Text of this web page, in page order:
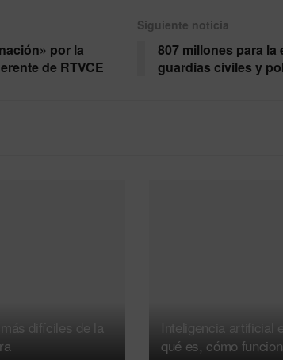
por la
de RTVCE
Siguiente noticia
807 millones para
guardias civiles y
difíciles de la
Inteligencia artificial
qué es, cómo